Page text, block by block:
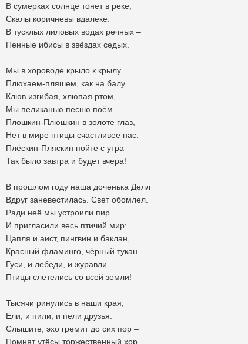
В сумерках солнце тонет в реке,
Скалы коричневы вдалеке.
В тусклых лиловых водах речных –
Пенные ибисы в звёздах седых.
Мы в хороводе крыло к крылу
Плюхаем-пляшем, как на балу.
Клюв изгибая, хлюпая ртом,
Мы пеликанью песню поём.
Плошкин-Плюшкин в золоте глаз,
Нет в мире птицы счастливее нас.
Плёскин-Пляскин пойте с утра –
Так было завтра и будет вчера!
В прошлом году наша доченька Делл
Вдруг заневестилась. Свет обомлел.
Ради неё мы устроили пир
И пригласили весь птичий мир:
Цапля и аист, пингвин и баклан,
Красный фламинго, чёрный тукан.
Гуси, и лебеди, и журавли –
Птицы слетелись со всей земли!
Тысячи ринулись в наши края,
Ели, и пили, и пели друзья.
Слышите, эхо гремит до сих пор –
Помнят утёсы торжественный хор.